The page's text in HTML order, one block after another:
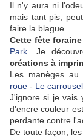
Il n'y aura ni
mais tant pis,
faire la blague.
Cette fête
Park . Je
créations à
Les manèges au
roue - Le carrousel
J'ignore si je vais
d'encre couleur
perdante contre
De toute façon,